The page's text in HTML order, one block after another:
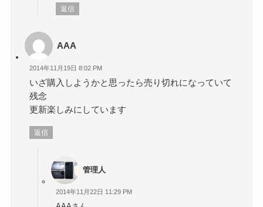
返信
AAA
2014年11月19日 8:02 PM
いざ購入しようかと思ったら売り切れになっていて
残念
更新楽しみにしています
返信
管理人
2014年11月22日 11:29 PM